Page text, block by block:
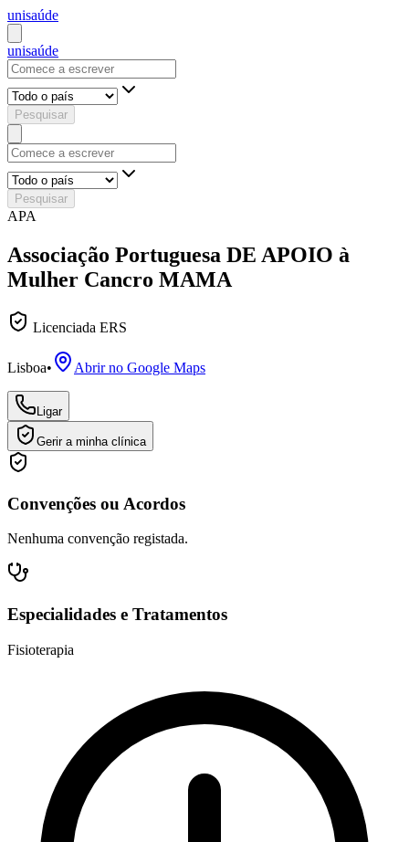
unisaúde
unisaúde
Pesquisar
Pesquisar
APA
Associação Portuguesa DE APOIO à
Mulher Cancro MAMA
Licenciada ERS
Lisboa• Abrir no Google Maps
Ligar
Gerir a minha clínica
Convenções ou Acordos
Nenhuma convenção registada.
Especialidades e Tratamentos
Fisioterapia